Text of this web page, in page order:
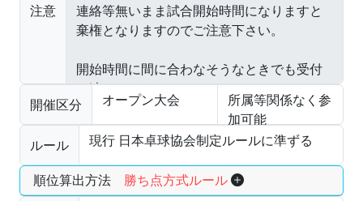
注意
開催区分 オープン大会
所属等関係なく参
加可能
ルール
現行 日本卓球協会制定ルールに準ずる
順位算出方法 勝ち点方式ルール